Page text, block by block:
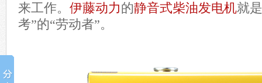
来工作。 伊藤动力的静音式柴油发电机就
考”的“劳动者”。